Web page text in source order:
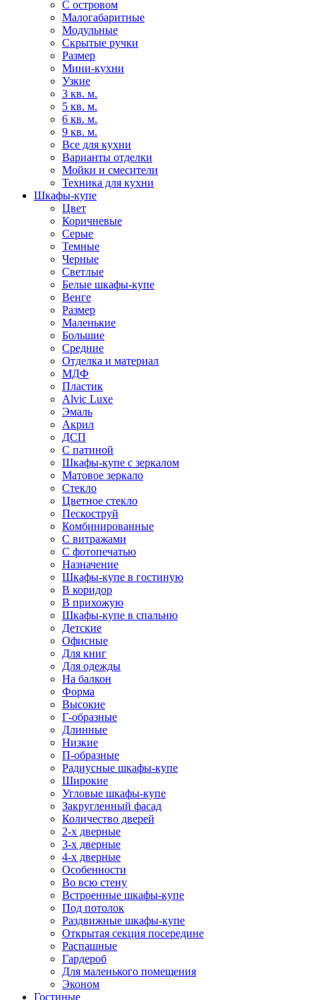
С островом
Малогабаритные
Модульные
Скрытые ручки
Размер
Мини-кухни
Узкие
3 кв. м.
5 кв. м.
6 кв. м.
9 кв. м.
Все для кухни
Варианты отделки
Мойки и смесители
Техника для кухни
Шкафы-купе
Цвет
Коричневые
Серые
Темные
Черные
Светлые
Белые шкафы-купе
Венге
Размер
Маленькие
Большие
Средние
Отделка и материал
МДФ
Пластик
Alvic Luxe
Эмаль
Акрил
ДСП
С патиной
Шкафы-купе с зеркалом
Матовое зеркало
Стекло
Цветное стекло
Пескоструй
Комбинированные
С витражами
С фотопечатью
Назначение
Шкафы-купе в гостиную
В коридор
В прихожую
Шкафы-купе в спальню
Детские
Офисные
Для книг
Для одежды
На балкон
Форма
Высокие
Г-образные
Длинные
Низкие
П-образные
Радиусные шкафы-купе
Широкие
Угловые шкафы-купе
Закругленный фасад
Количество дверей
2-х дверные
3-х дверные
4-х дверные
Особенности
Во всю стену
Встроенные шкафы-купе
Под потолок
Раздвижные шкафы-купе
Открытая секция посередине
Распашные
Гардероб
Для маленького помещения
Эконом
Гостиные